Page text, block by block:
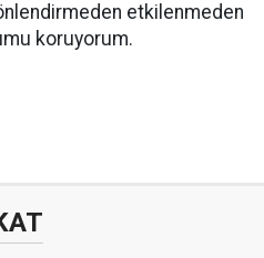
etkilenmeden
koruyorum.